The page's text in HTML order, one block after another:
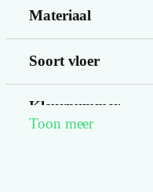
Materiaal
Soort vloer
Kleurnummer
Toon meer